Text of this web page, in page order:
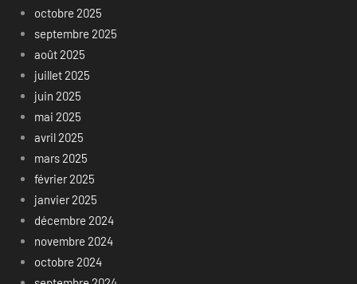
octobre 2025
septembre 2025
août 2025
juillet 2025
juin 2025
mai 2025
avril 2025
mars 2025
février 2025
janvier 2025
décembre 2024
novembre 2024
octobre 2024